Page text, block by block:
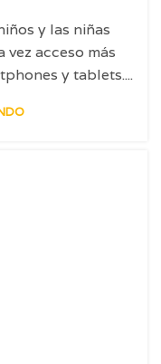
y las niñas
acceso más
y tablets....